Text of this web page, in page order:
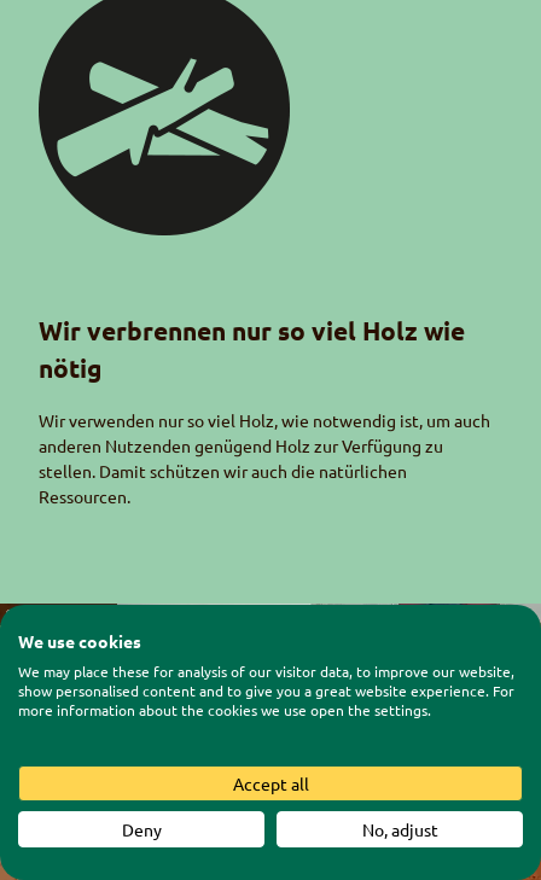
Wir verbrennen nur so viel Holz wie
nötig
Wir verwenden nur so viel Holz, wie notwendig ist, um auch
anderen Nutzenden genügend Holz zur Verfügung zu
stellen. Damit schützen wir auch die natürlichen
Ressourcen.
© Naturpark Diemtigtal
We use cookies
We may place these for analysis of our visitor data, to improve our website,
show personalised content and to give you a great website experience. For
more information about the cookies we use open the settings.
Accept all
Deny No, adjust